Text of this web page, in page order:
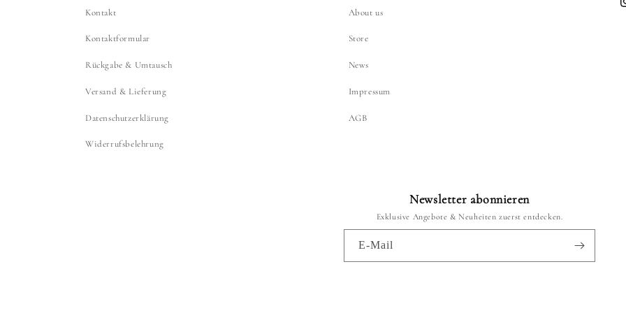
Kontakt
Kontaktformular
Rückgabe & Umtausch
Versand & Lieferung
Datenschutzerklärung
Widerrufsbelehrung
About us
Store
News
Impressum
AGB
Newsletter abonnieren
Exklusive Angebote & Neuheiten zuerst entdecken.
E-Mail